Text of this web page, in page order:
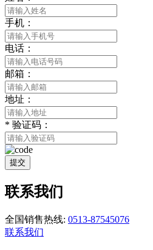
手机：
电话：
邮箱：
地址：
* 验证码：
提交
联系我们
全国销售热线: 0513-87545076
联系我们